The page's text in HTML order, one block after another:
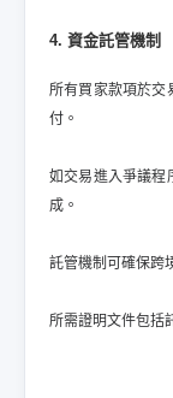
4. 資金託管機制
所有買家款項於交
付。
如交易進入爭議程
成。
託管機制可確保跨
所需證明文件包括